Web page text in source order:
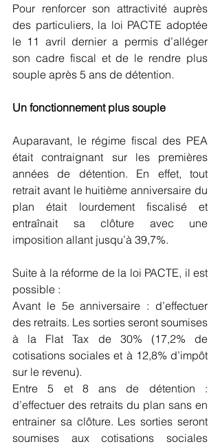
Pour renforcer son attractivité auprès
des particuliers, la loi PACTE adoptée
le 11 avril dernier a permis d’alléger
son cadre fiscal et de le rendre plus
souple après 5 ans de détention.
Un fonctionnement plus souple
Auparavant, le régime fiscal des PEA
était contraignant sur les premières
années de détention. En effet, tout
retrait avant le huitième anniversaire du
plan était lourdement fiscalisé et
entraînait sa clôture avec une
imposition allant jusqu’à 39,7%.
Suite à la réforme de la loi PACTE, il est
possible :
Avant le 5e anniversaire : d’effectuer
des retraits. Les sorties seront soumises
à la Flat Tax de 30% (17,2% de
cotisations sociales et à 12,8% d’impôt
sur le revenu).
Entre 5 et 8 ans de détention :
d’effectuer des retraits du plan sans en
entrainer sa clôture. Les sorties seront
soumises aux cotisations sociales